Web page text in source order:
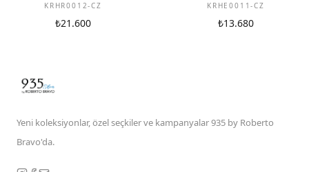
KRHR0012-CZ
₺21.600
KRHE0011-CZ
₺13.680
Yeni koleksiyonlar, özel seçkiler ve kampanyalar 935 by Roberto
Bravo'da.